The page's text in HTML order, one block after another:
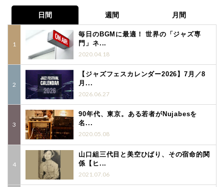
日間 週間 月間
毎日のBGMに最適！ 世界の「ジャズ専
門」ネ...
2020.04.18
【ジャズフェスカレンダー2026】7月／8
月...
2026.06.27
90年代、東京。ある若者がNujabesを
名...
2020.05.08
山口組三代目と美空ひばり、その宿命的関
係【ヒ...
2021.07.06